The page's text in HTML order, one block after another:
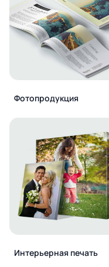
Фотопродукция
Интерьерная печать